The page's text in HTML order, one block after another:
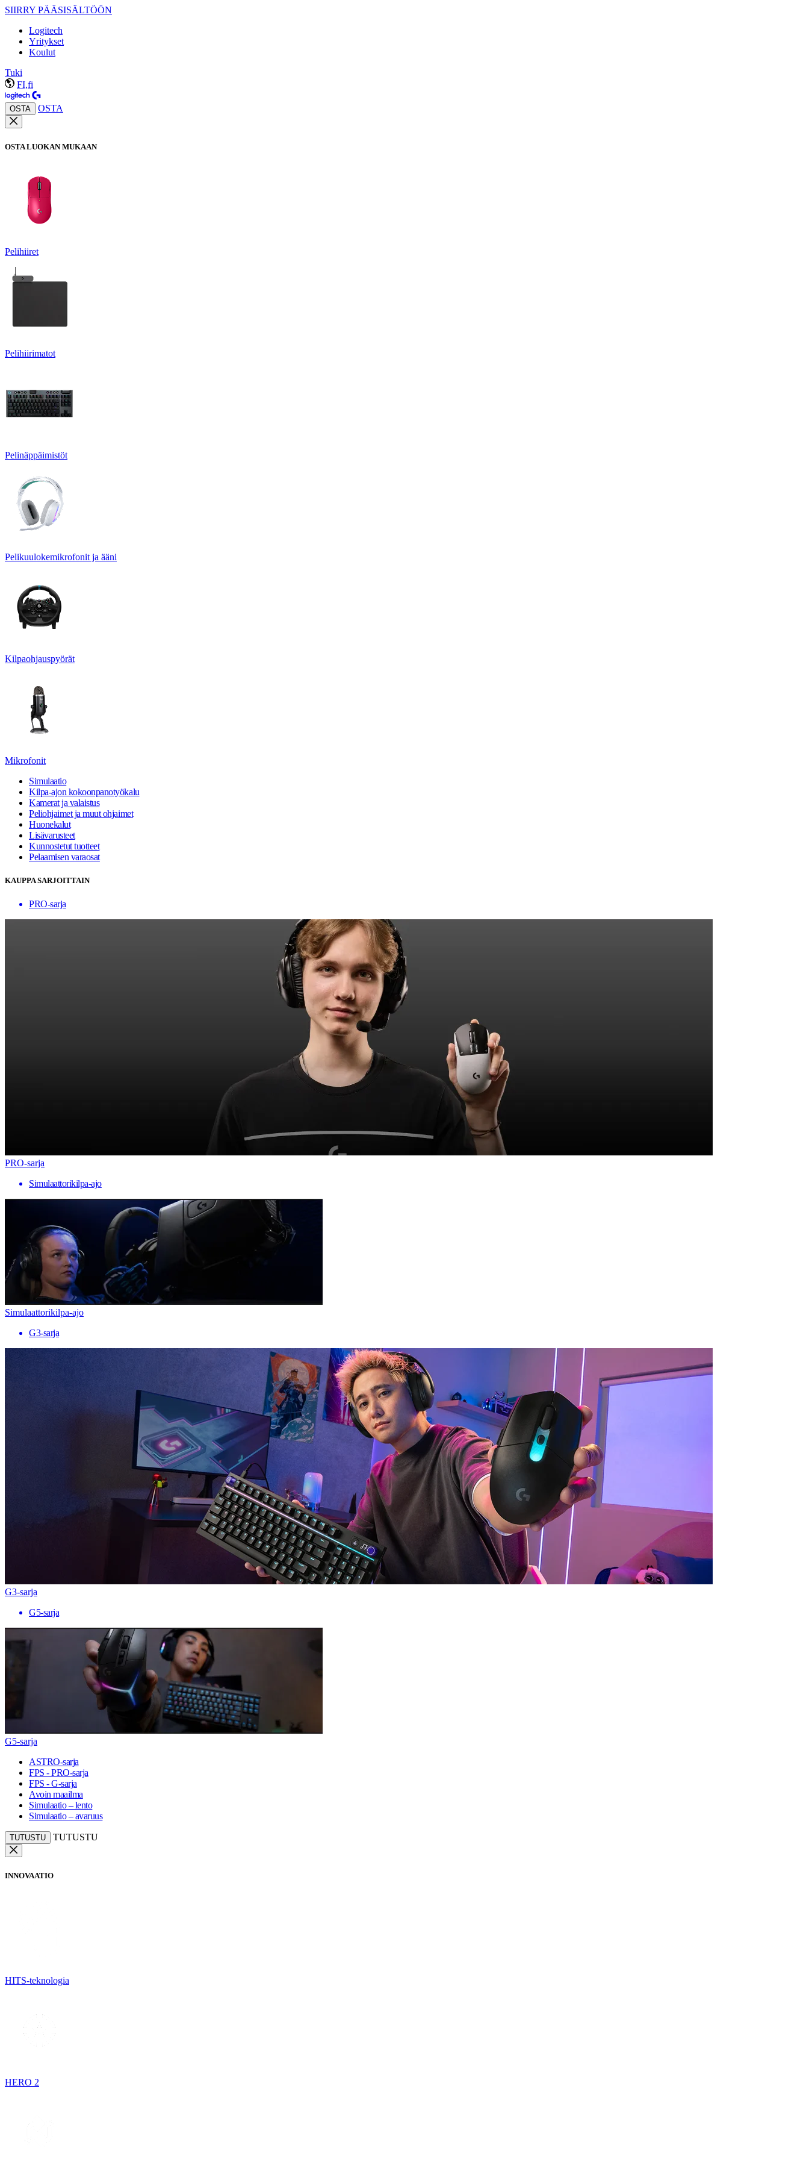
SIIRRY PÄÄSISÄLTÖÖN
Logitech
Yritykset
Koulut
Tuki
FI,fi
OSTA OSTA
OSTA LUOKAN MUKAAN
Pelihiiret
Pelihiirimatot
Pelinäppäimistöt
Pelikuulokemikrofonit ja ääni
Kilpaohjauspyörät
Mikrofonit
Simulaatio
Kilpa-ajon kokoonpanotyökalu
Kamerat ja valaistus
Peliohjaimet ja muut ohjaimet
Huonekalut
Lisävarusteet
Kunnostetut tuotteet
Pelaamisen varaosat
KAUPPA SARJOITTAIN
PRO-sarja
PRO-sarja
Simulaattorikilpa-ajo
Simulaattorikilpa-ajo
G3-sarja
G3-sarja
G5-sarja
G5-sarja
ASTRO-sarja
FPS - PRO-sarja
FPS - G-sarja
Avoin maailma
Simulaatio – lento
Simulaatio – avaruus
TUTUSTU TUTUSTU
INNOVAATIO
HITS-teknologia
HERO 2